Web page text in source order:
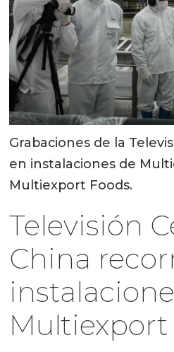
Grabaciones de la
en instalaciones de
Multiexport Foods.
Televisión
China
Multiexport